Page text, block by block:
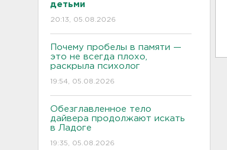
детьми
20:13, 05.08.2026
Почему пробелы в памяти —
это не всегда плохо,
раскрыла психолог
19:54, 05.08.2026
Обезглавленное тело
дайвера продолжают искать
в Ладоге
19:35, 05.08.2026